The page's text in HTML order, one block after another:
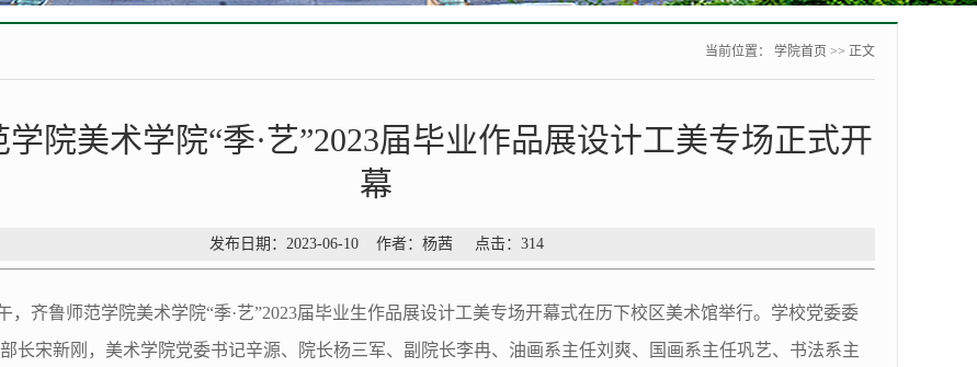
当前位置： 学院首页 >> 正文
院美术学院“季·艺”2023届毕业作品展设计工美专场正式开
幕
发布日期：2023-06-10 作者：杨茜 点击： 314
，齐鲁师范学院美术学院“季·艺”2023届毕业生作品展设计工美专场开幕式在历下校区美术馆举行。学校党委委
长宋新刚，美术学院党委书记辛源、院长杨三军、副院长李冉、油画系主任刘爽、国画系主任巩艺、书法系主